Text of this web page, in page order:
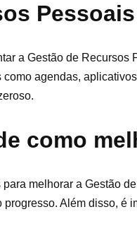
Pessoais
a Gestão de
como agendas,
como
melhorar a Gestão
progresso. Além disso, é